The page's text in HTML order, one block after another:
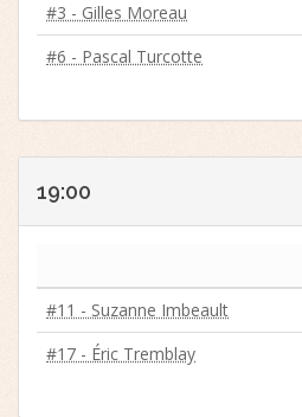
#3 - Gilles Moreau
#6 - Pascal Turcotte
19:00
#11 - Suzanne Imbeault
#17 - Éric Tremblay